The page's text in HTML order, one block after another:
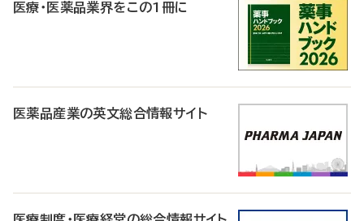
医療・医薬品業界をこの1冊に
医薬品産業の英文総合情報サイト